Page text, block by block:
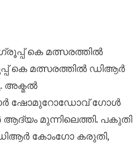
നടത്തി
കെ മത്സരത്തിൽ
കെ മത്സരത്തിൽ ഡിആർ
അക്മൽ
ഷോമുറോഡോവ് ഗോൾ
ആദ്യം മുന്നിലെത്തി. പകുതി
കോംഗോ കരുതി,